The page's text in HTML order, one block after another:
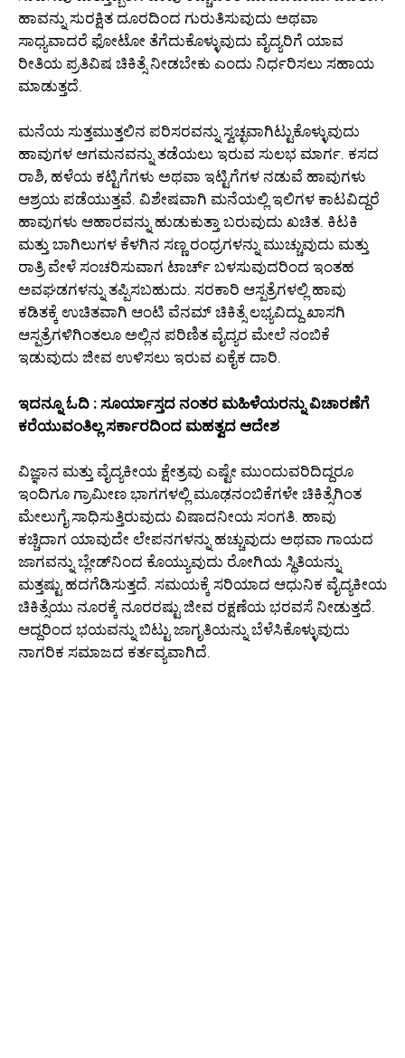
ಹಾವನ್ನು ಸುರಕ್ಷಿತ ದೂರದಿಂದ ಗುರುತಿಸುವುದು ಅಥವಾ
ಸಾಧ್ಯವಾದರೆ ಫೋಟೋ ತೆಗೆದುಕೊಳ್ಳುವುದು ವೈದ್ಯರಿಗೆ ಯಾವ
ರೀತಿಯ ಪ್ರತಿವಿಷ ಚಿಕಿತ್ಸೆ ನೀಡಬೇಕು ಎಂದು ನಿರ್ಧರಿಸಲು ಸಹಾಯ
ಮಾಡುತ್ತದೆ.
ಮನೆಯ ಸುತ್ತಮುತ್ತಲಿನ ಪರಿಸರವನ್ನು ಸ್ವಚ್ಛವಾಗಿಟ್ಟುಕೊಳ್ಳುವುದು
ಹಾವುಗಳ ಆಗಮನವನ್ನು ತಡೆಯಲು ಇರುವ ಸುಲಭ ಮಾರ್ಗ. ಕಸದ
ರಾಶಿ, ಹಳೆಯ ಕಟ್ಟಿಗೆಗಳು ಅಥವಾ ಇಟ್ಟಿಗೆಗಳ ನಡುವೆ ಹಾವುಗಳು
ಆಶ್ರಯ ಪಡೆಯುತ್ತವೆ. ವಿಶೇಷವಾಗಿ ಮನೆಯಲ್ಲಿ ಇಲಿಗಳ ಕಾಟವಿದ್ದರೆ
ಹಾವುಗಳು ಆಹಾರವನ್ನು ಹುಡುಕುತ್ತಾ ಬರುವುದು ಖಚಿತ. ಕಿಟಕಿ
ಮತ್ತು ಬಾಗಿಲುಗಳ ಕೆಳಗಿನ ಸಣ್ಣ ರಂಧ್ರಗಳನ್ನು ಮುಚ್ಚುವುದು ಮತ್ತು
ರಾತ್ರಿ ವೇಳೆ ಸಂಚರಿಸುವಾಗ ಟಾರ್ಚ್ ಬಳಸುವುದರಿಂದ ಇಂತಹ
ಅವಘಡಗಳನ್ನು ತಪ್ಪಿಸಬಹುದು. ಸರಕಾರಿ ಆಸ್ಪತ್ರೆಗಳಲ್ಲಿ ಹಾವು
ಕಡಿತಕ್ಕೆ ಉಚಿತವಾಗಿ ಆಂಟಿ ವೆನಮ್ ಚಿಕಿತ್ಸೆ ಲಭ್ಯವಿದ್ದು ಖಾಸಗಿ
ಆಸ್ಪತ್ರೆಗಳಿಗಿಂತಲೂ ಅಲ್ಲಿನ ಪರಿಣಿತ ವೈದ್ಯರ ಮೇಲೆ ನಂಬಿಕೆ
ಇಡುವುದು ಜೀವ ಉಳಿಸಲು ಇರುವ ಏಕೈಕ ದಾರಿ.
ಇದನ್ನೂ ಓದಿ : ಸೂರ್ಯಾಸ್ತದ ನಂತರ ಮಹಿಳೆಯರನ್ನು ವಿಚಾರಣೆಗೆ
ಕರೆಯುವಂತಿಲ್ಲ ಸರ್ಕಾರದಿಂದ ಮಹತ್ವದ ಆದೇಶ
ವಿಜ್ಞಾನ ಮತ್ತು ವೈದ್ಯಕೀಯ ಕ್ಷೇತ್ರವು ಎಷ್ಟೇ ಮುಂದುವರಿದಿದ್ದರೂ
ಇಂದಿಗೂ ಗ್ರಾಮೀಣ ಭಾಗಗಳಲ್ಲಿ ಮೂಢನಂಬಿಕೆಗಳೇ ಚಿಕಿತ್ಸೆಗಿಂತ
ಮೇಲುಗೈ ಸಾಧಿಸುತ್ತಿರುವುದು ವಿಷಾದನೀಯ ಸಂಗತಿ. ಹಾವು
ಕಚ್ಚಿದಾಗ ಯಾವುದೇ ಲೇಪನಗಳನ್ನು ಹಚ್ಚುವುದು ಅಥವಾ ಗಾಯದ
ಜಾಗವನ್ನು ಬ್ಲೇಡ್‌ನಿಂದ ಕೊಯ್ಯುವುದು ರೋಗಿಯ ಸ್ಥಿತಿಯನ್ನು
ಮತ್ತಷ್ಟು ಹದಗೆಡಿಸುತ್ತದೆ. ಸಮಯಕ್ಕೆ ಸರಿಯಾದ ಆಧುನಿಕ ವೈದ್ಯಕೀಯ
ಚಿಕಿತ್ಸೆಯು ನೂರಕ್ಕೆ ನೂರರಷ್ಟು ಜೀವ ರಕ್ಷಣೆಯ ಭರವಸೆ ನೀಡುತ್ತದೆ.
ಆದ್ದರಿಂದ ಭಯವನ್ನು ಬಿಟ್ಟು ಜಾಗೃತಿಯನ್ನು ಬೆಳೆಸಿಕೊಳ್ಳುವುದು
ನಾಗರಿಕ ಸಮಾಜದ ಕರ್ತವ್ಯವಾಗಿದೆ.